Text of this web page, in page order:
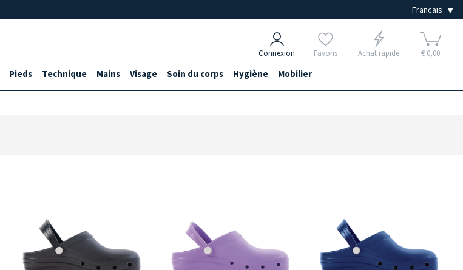
Connexion Favoris Achat rapide € 0,00
Pieds Technique Mains Visage Soin du corps Hygiène Mobilier